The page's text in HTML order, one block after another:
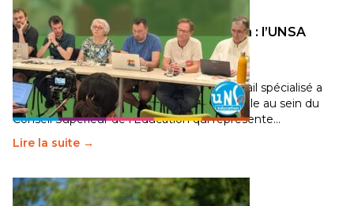
Transition écologique de l’éducation : l’UNSA
Éducation fait bouger les lignes
30 juin 2026-National
Pendant plusieurs mois, un groupe de travail spécialisé a
travaillé sur la transition écologique de l’Ecole au sein du
Conseil Supérieur de l’Éducation qui représente…
Lire la suite →